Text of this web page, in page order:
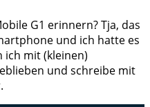
G1 erinnern? Tja, das
und ich hatte es
mit (kleinen)
und schreibe mit